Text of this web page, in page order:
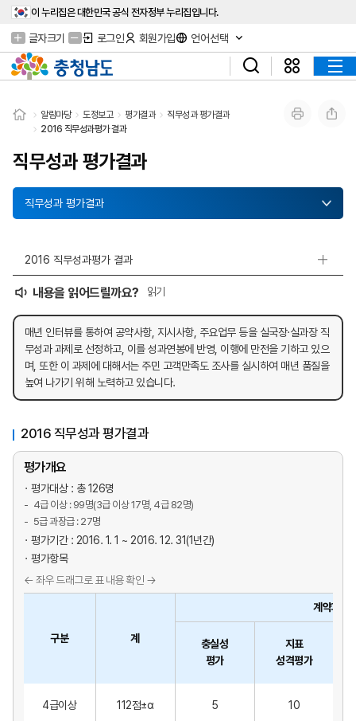
이 누리집은 대한민국 공식 전자정부 누리집입니다.
글자크기 로그인 회원가입 언어선택
알림마당 도정보고 평가결과
직무성과 평가결과
2016 직무성과평가 결과
직무성과 평가결과
직무성과 평가결과
2016 직무성과평가 결과
내용을 읽어드릴까요? 읽기
매년 인터뷰를 통하여 공약사항, 지시사항, 주요업무 등을 실국장·실과장 직
무성과 과제로 선정하고, 이를 성과연봉에 반영, 이행에 만전을 기하고 있으
며, 또한 이 과제에 대해서는 주민 고객만족도 조사를 실시하여 매년 품질을
높여 나가기 위해 노력하고 있습니다.
2016 직무성과 평가결과
평가개요
평가대상 : 총 126명
4급 이상 : 99명(3급 이상 17명, 4급 82명)
5급 과장급 : 27명
평가기간 : 2016. 1. 1 ~ 2016. 12. 31(1년간)
평가항목
구분 계
계약과제
충실성
평가
지표
성격평가
4급이상 112점±α 5 10